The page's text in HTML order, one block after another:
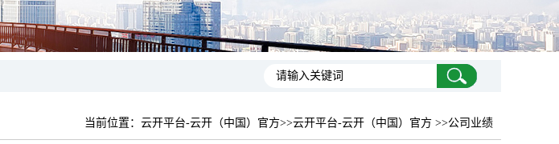
当前位置： 云开平台-云开（中国）官方>>云开平台-云开（中国）官方 >>公司业绩